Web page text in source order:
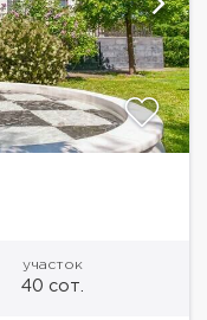
участок
40 сот.